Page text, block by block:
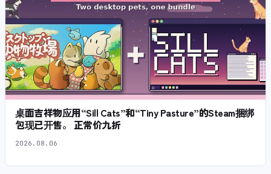
桌面吉祥物应用“Sill Cats”和“Tiny Pasture”的Steam捆绑
包现已开售。 正常价九折
2026.08.06